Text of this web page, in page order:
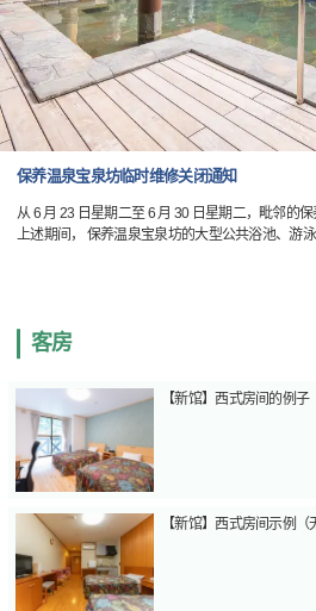
保养温泉宝泉坊临时维修关闭通知
从 6 月 23 日星期二至 6 月 30 日星期二，毗邻的
上述期间， 保养温泉宝泉坊的大型公共浴池、游
客房
【新馆】西式房间的例子
【新馆】西式房间示例（